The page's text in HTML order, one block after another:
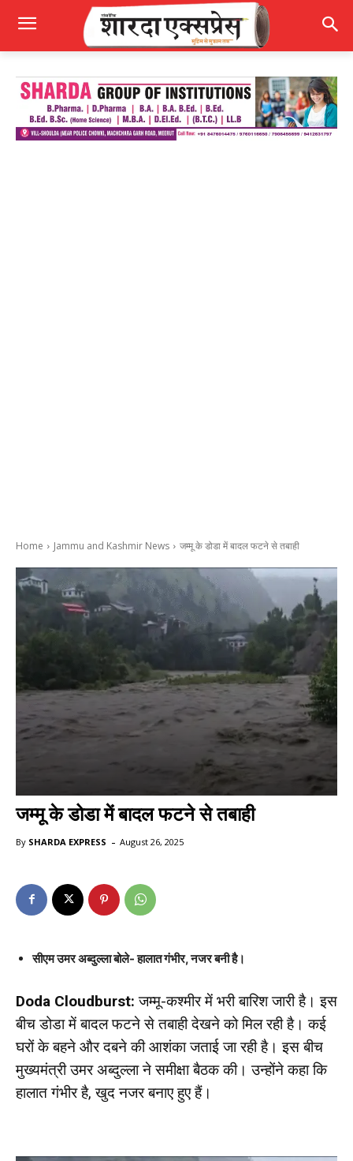
Home Jammu and Kashmir News जम्मू के डोडा में बादल फटने से तबाही
जम्मू के डोडा में बादल फटने से तबाही
By SHARDA EXPRESS - August 26, 2025
सीएम उमर अब्दुल्ला बोले- हालात गंभीर, नजर बनी है।
Doda Cloudburst: जम्मू-कश्मीर में भरी बारिश जारी है। इस
बीच डोडा में बादल फटने से तबाही देखने को मिल रही है। कई
घरों के बहने और दबने की आशंका जताई जा रही है। इस बीच
मुख्यमंत्री उमर अब्दुल्ला ने समीक्षा बैठक की। उन्होंने कहा कि
हालात गंभीर है, खुद नजर बनाए हुए हैं।